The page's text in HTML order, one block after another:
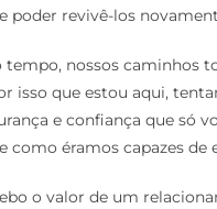
poder revivê-los
nossos caminhos
isso que estou aqui,
e confiança que só
como éramos capazes
o valor de um